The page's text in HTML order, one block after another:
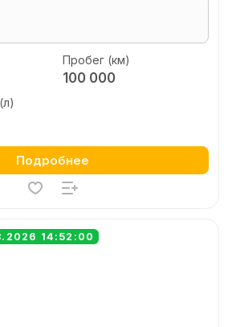
Пробег (км)
100 000
Подробнее
14:52:00